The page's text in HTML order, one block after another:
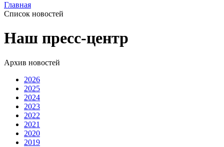
Главная
Список новостей
Наш пресс-центр
Архив новостей
2026
2025
2024
2023
2022
2021
2020
2019